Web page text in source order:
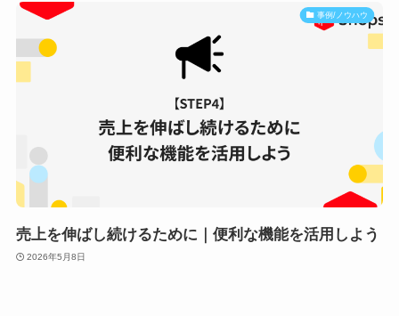
事例/ノウハウ
売上を伸ばし続けるために｜便利な機能を活用しよう
2026年5月8日